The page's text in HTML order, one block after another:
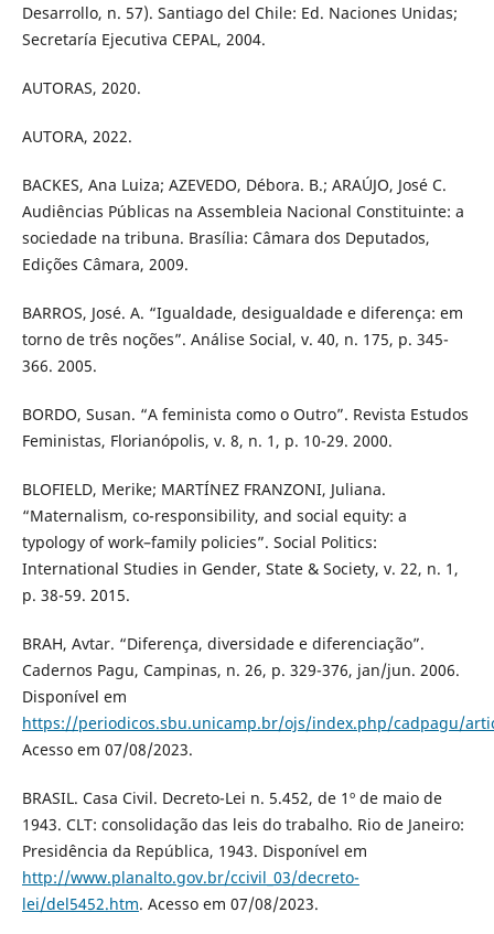
Desarrollo, n. 57). Santiago del Chile: Ed. Naciones Unidas;
Secretaría Ejecutiva CEPAL, 2004.
AUTORAS, 2020.
AUTORA, 2022.
BACKES, Ana Luiza; AZEVEDO, Débora. B.; ARAÚJO, José C.
Audiências Públicas na Assembleia Nacional Constituinte: a
sociedade na tribuna. Brasília: Câmara dos Deputados,
Edições Câmara, 2009.
BARROS, José. A. “Igualdade, desigualdade e diferença: em
torno de três noções”. Análise Social, v. 40, n. 175, p. 345-
366. 2005.
BORDO, Susan. “A feminista como o Outro”. Revista Estudos
Feministas, Florianópolis, v. 8, n. 1, p. 10-29. 2000.
BLOFIELD, Merike; MARTÍNEZ FRANZONI, Juliana.
“Maternalism, co-responsibility, and social equity: a
typology of work–family policies”. Social Politics:
International Studies in Gender, State & Society, v. 22, n. 1,
p. 38-59. 2015.
BRAH, Avtar. “Diferença, diversidade e diferenciação”.
Cadernos Pagu, Campinas, n. 26, p. 329-376, jan/jun. 2006.
Disponível em
https://periodicos.sbu.unicamp.br/ojs/index.php/cadpagu/
Acesso em 07/08/2023.
BRASIL. Casa Civil. Decreto-Lei n. 5.452, de 1º de maio de
1943. CLT: consolidação das leis do trabalho. Rio de Janeiro:
Presidência da República, 1943. Disponível em
http://www.planalto.gov.br/ccivil_03/decreto-
lei/del5452.htm. Acesso em 07/08/2023.